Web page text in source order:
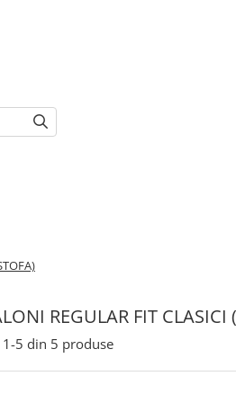
REGULAR FIT CLASICI
1-5 din 5 produse